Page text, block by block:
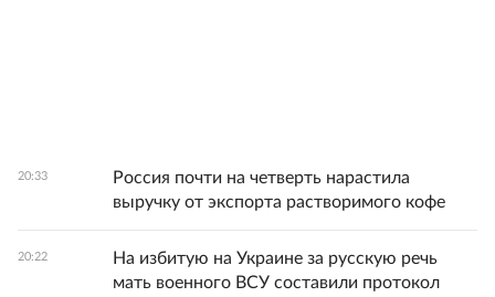
20:33
Россия почти на четверть нарастила
выручку от экспорта растворимого кофе
20:22
На избитую на Украине за русскую речь
мать военного ВСУ составили протокол